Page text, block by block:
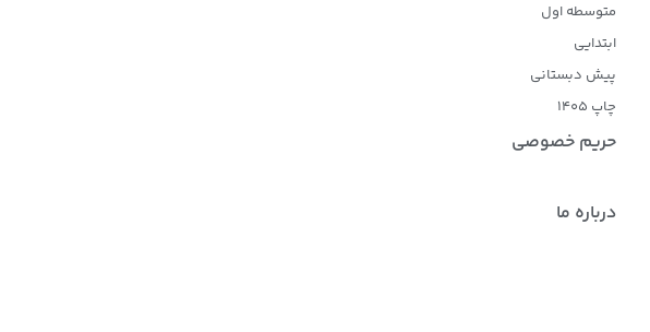
متوسطه اول
ابتدایی
پیش دبستانی
چاپ 1405
حریم خصوصی
درباره ما